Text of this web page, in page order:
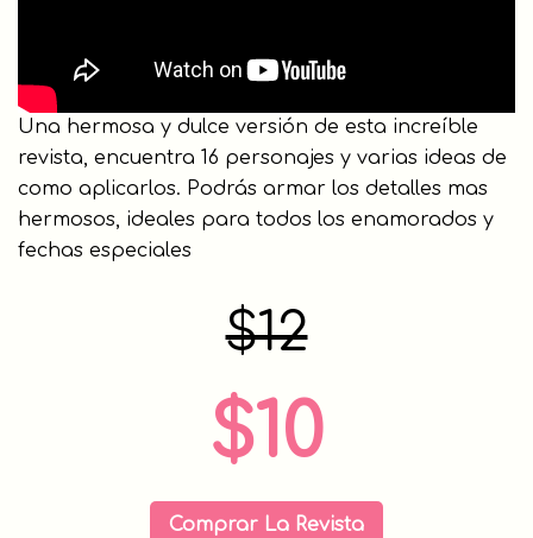
Una hermosa y dulce versión de esta increíble
revista, encuentra 16 personajes y varias ideas de
como aplicarlos. Podrás armar los detalles mas
hermosos, ideales para todos los enamorados y
fechas especiales
$12
$10
Comprar La Revista